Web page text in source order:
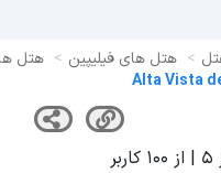
هتل های فیلیپین
هتل
Alta Vista
5 | از 100 کاربر